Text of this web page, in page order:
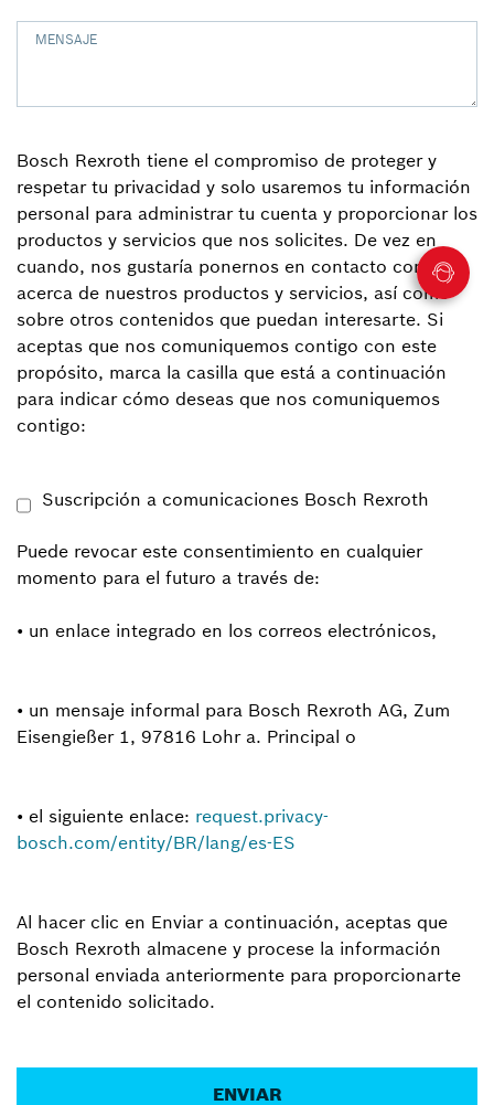
MENSAJE
Bosch Rexroth tiene el compromiso de proteger y
respetar tu privacidad y solo usaremos tu información
personal para administrar tu cuenta y proporcionar los
productos y servicios que nos solicites. De vez en
cuando, nos gustaría ponernos en contacto contigo
acerca de nuestros productos y servicios, así como
sobre otros contenidos que puedan interesarte. Si
aceptas que nos comuniquemos contigo con este
propósito, marca la casilla que está a continuación
para indicar cómo deseas que nos comuniquemos
contigo:
Suscripción a comunicaciones Bosch Rexroth
Puede revocar este consentimiento en cualquier
momento para el futuro a través de:
• un enlace integrado en los correos electrónicos,
• un mensaje informal para Bosch Rexroth AG, Zum
Eisengießer 1, 97816 Lohr a. Principal o
• el siguiente enlace: request.privacy-
bosch.com/entity/BR/lang/es-ES
Al hacer clic en Enviar a continuación, aceptas que
Bosch Rexroth almacene y procese la información
personal enviada anteriormente para proporcionarte
el contenido solicitado.